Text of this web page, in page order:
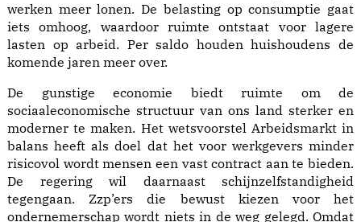
werken meer lonen. De belasting op consumptie gaat
iets omhoog, waardoor ruimte ontstaat voor lagere
lasten op arbeid. Per saldo houden huishoudens de
komende jaren meer over.
De gunstige economie biedt ruimte om de
sociaaleconomische structuur van ons land sterker en
moderner te maken. Het wetsvoorstel Arbeidsmarkt in
balans heeft als doel dat het voor werkgevers minder
risicovol wordt mensen een vast contract aan te bieden.
De regering wil daarnaast schijnzelfstandigheid
tegengaan. Zzp’ers die bewust kiezen voor het
ondernemerschap wordt niets in de weg gelegd. Omdat